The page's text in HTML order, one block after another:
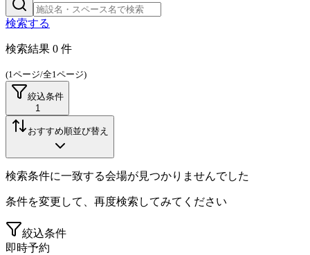
検索する
検索結果 0 件
(1 ページ/全1 ページ)
絞込条件
1
おすすめ順並び替え
検索条件に一致する会場が見つかりませんでした
条件を変更して、再度検索してみてください
絞込条件
即時予約